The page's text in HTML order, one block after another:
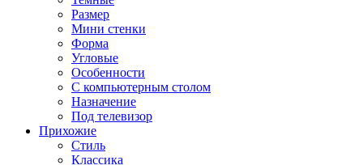
Размер
Мини стенки
Форма
Угловые
Особенности
С компьютерным столом
Назначение
Под телевизор
Прихожие
Стиль
Классика